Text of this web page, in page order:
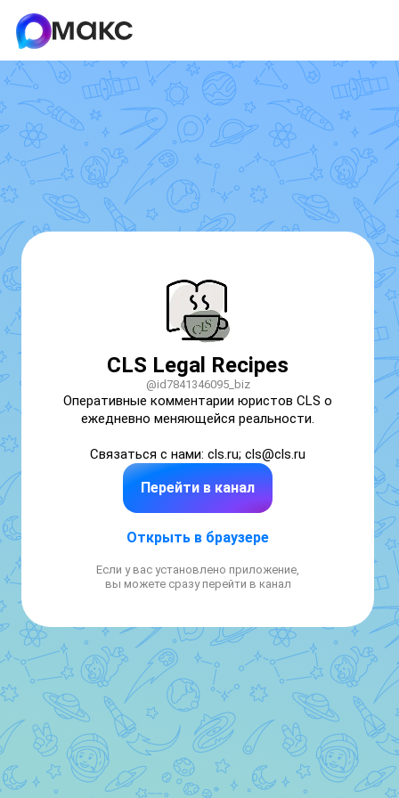
CLS Legal Recipes
@id7841346095_biz
Оперативные комментарии юристов CLS о
ежедневно меняющейся реальности.
Связаться с нами: cls.ru; cls@cls.ru
Перейти в канал
Открыть в браузере
Если у вас установлено приложение,
вы можете сразу перейти в канал